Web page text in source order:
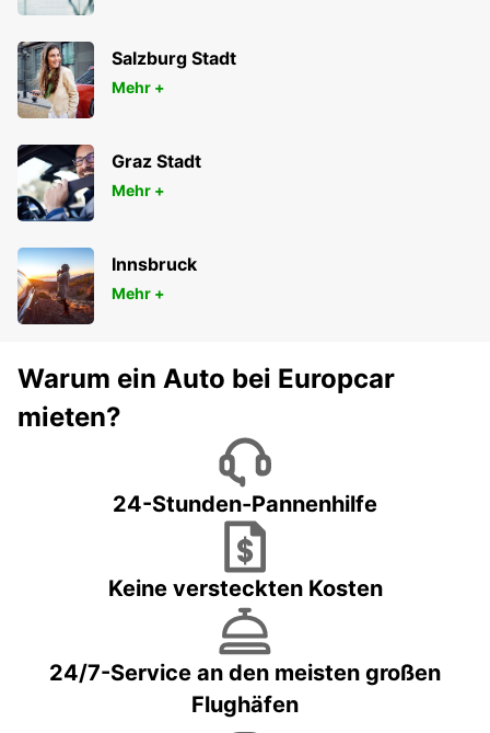
Salzburg Stadt
Mehr +
Graz Stadt
Mehr +
Innsbruck
Mehr +
Warum ein Auto bei Europcar
mieten?
24-Stunden-Pannenhilfe
Keine versteckten Kosten
24/7-Service an den meisten großen
Flughäfen